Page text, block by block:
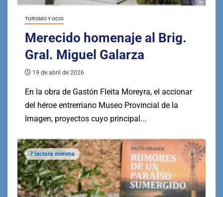
TURISMO Y OCIO
Merecido homenaje al Brig.
Gral. Miguel Galarza
19 de abril de 2026
En la obra de Gastón Fleita Moreyra, el accionar
del héroe entrerriano Museo Provincial de la
Imagen, proyectos cuyo principal...
7 lectura mínima